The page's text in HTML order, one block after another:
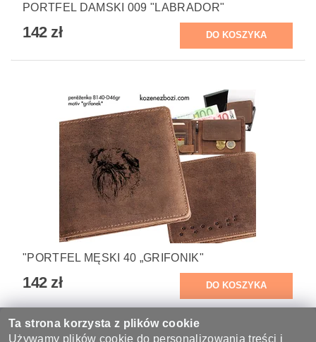
PORTFEL DAMSKI 009 "LABRADOR"
142 zł
"PORTFEL MĘSKI 40 „GRIFONIK"
142 zł
Waga 0.155 kg
Ta strona korzysta z plików cookie
Używamy plików cookie do personalizowania treści i